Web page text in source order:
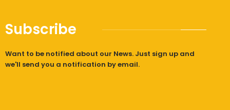
Subscribe
Want to be notified about our News. Just sign up and
we'll send you a notification by email.